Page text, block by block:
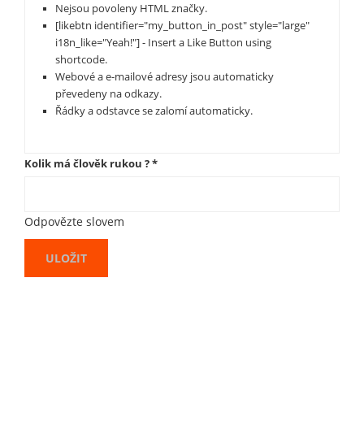
Nejsou povoleny HTML značky.
[likebtn identifier="my_button_in_post" style="large"
i18n_like="Yeah!"] - Insert a Like Button using
shortcode.
Webové a e-mailové adresy jsou automaticky
převedeny na odkazy.
Řádky a odstavce se zalomí automaticky.
Kolik má člověk rukou ?*
Odpovězte slovem